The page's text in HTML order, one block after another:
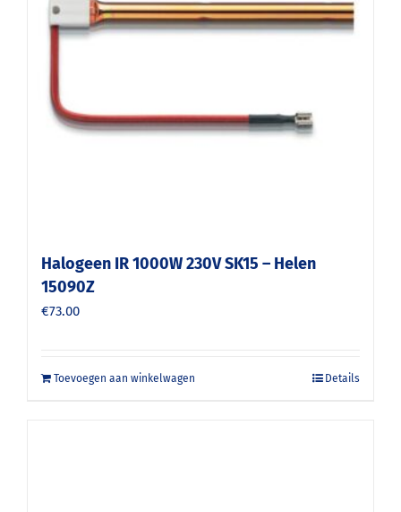
Halogeen IR 1000W 230V SK15 – Helen
15090Z
€73.00
Toevoegen aan winkelwagen Details